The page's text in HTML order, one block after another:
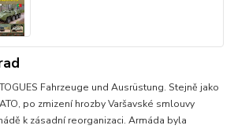
Fahrzeuge und Ausrüstung. Stejně jako
po zmizení hrozby Varšavské smlouvy
k zásadní reorganizaci. Armáda byla